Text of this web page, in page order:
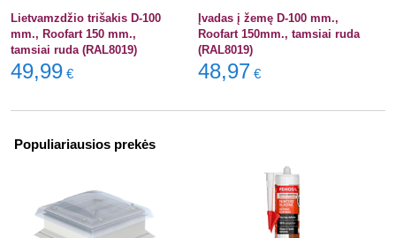
Lietvamzdžio trišakis D-100
mm., Roofart 150 mm.,
tamsiai ruda (RAL8019)
49,99 €
Įvadas į žemę D-100 mm.,
Roofart 150mm., tamsiai ruda
(RAL8019)
48,97 €
Populiariausios prekės